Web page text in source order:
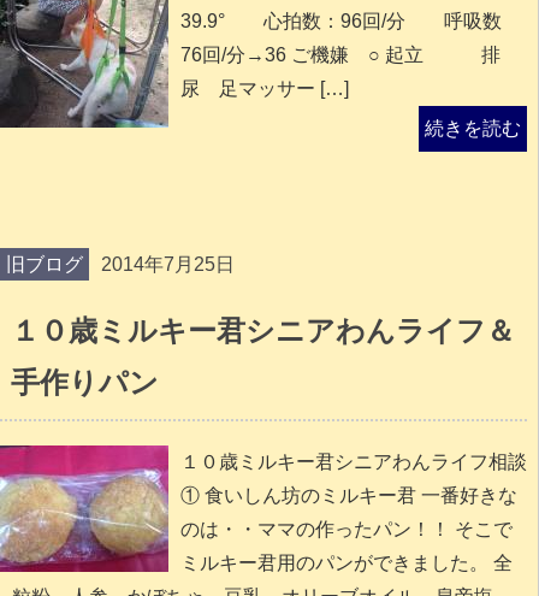
39.9° 心拍数：96回/分 呼吸数
76回/分→36 ご機嫌 ○ 起立 排
尿 足マッサー […]
続きを読む
旧ブログ 2014年7月25日
１０歳ミルキー君シニアわんライフ＆
手作りパン
１０歳ミルキー君シニアわんライフ相談
① 食いしん坊のミルキー君 一番好きな
のは・・ママの作ったパン！！ そこで
ミルキー君用のパンができました。 全